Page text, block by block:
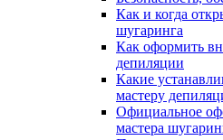
Как и когда
шугаринга
Как оформить
депиляции
Какие
мастеру
Официальное
мастера